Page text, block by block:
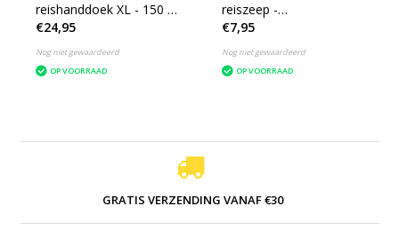
reishanddoek XL - 150 x
85cm - Large -
microfibre soft
€24,95
Nog niet gewaardeerd
OP VOORRAAD
reiszeep -
geconcentreerd
€7,95
Nog niet gewaardeerd
OP VOORRAAD
GRATIS VERZENDING VANAF €30